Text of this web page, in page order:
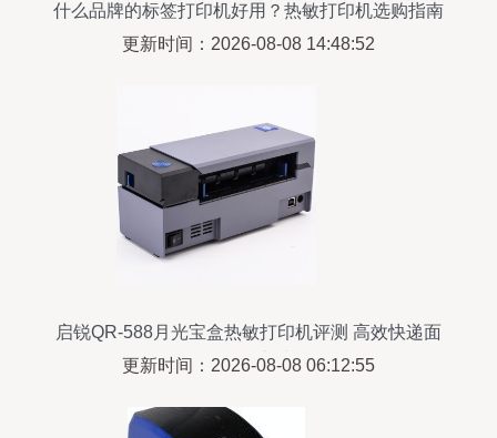
什么品牌的标签打印机好用？热敏打印机选购指南
更新时间：2026-08-08 14:48:52
启锐QR-588月光宝盒热敏打印机评测 高效快递面
单打印之选
更新时间：2026-08-08 06:12:55